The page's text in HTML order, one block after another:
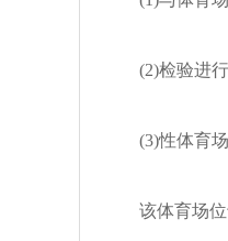
(2)检验进
(3)性体育
该体育场